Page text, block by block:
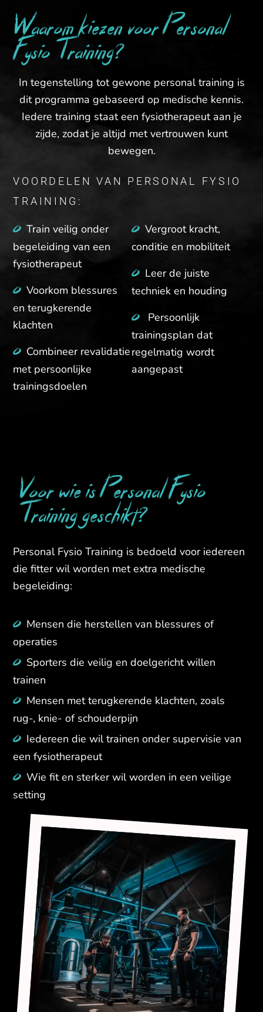
Waarom kiezen voor Personal
Fysio Training?
In tegenstelling tot gewone personal training is
dit programma gebaseerd op medische kennis.
Iedere training staat een fysiotherapeut aan je
zijde, zodat je altijd met vertrouwen kunt
bewegen.
VOORDELEN VAN PERSONAL FYSIO
TRAINING:
Train veilig onder
begeleiding van een
fysiotherapeut
Voorkom blessures
en terugkerende
klachten
Combineer revalidatie
met persoonlijke
trainingsdoelen
Vergroot kracht,
conditie en mobiliteit
Leer de juiste
techniek en houding
Persoonlijk
trainingsplan dat
regelmatig wordt
aangepast
Voor wie is Personal Fysio
Training geschikt?
Personal Fysio Training is bedoeld voor iedereen
die fitter wil worden met extra medische
begeleiding:
Mensen die herstellen van blessures of
operaties
Sporters die veilig en doelgericht willen
trainen
Mensen met terugkerende klachten, zoals
rug-, knie- of schouderpijn
Iedereen die wil trainen onder supervisie van
een fysiotherapeut
Wie fit en sterker wil worden in een veilige
setting